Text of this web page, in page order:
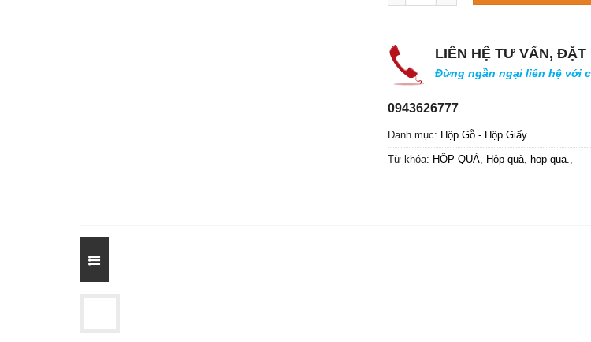
LIÊN HỆ TƯ VẤN, ĐẶT
Đừng ngần ngại liên hệ với
0943626777
Danh mục: Hộp Gỗ - Hộp Giấy
Từ khóa: HỘP QUÀ, Hộp quà, hop qua.,